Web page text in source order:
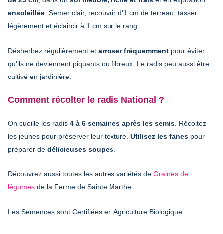
ensoleillée . Semer clair, recouvrir d'1 cm de terreau, tasser
légèrement et éclaircir à 1 cm sur le rang.
Désherbez régulièrement et arroser fréquemment pour éviter
qu'ils ne deviennent piquants ou fibreux. Le radis peu aussi être
cultivé en jardinière.
Comment récolter le radis National ?
On cueille les radis 4 à 6 semaines après les semis . Récoltez-
les jeunes pour préserver leur texture. Utilisez les fanes pour
préparer de délicieuses soupes
Découvrez aussi toutes les autres variétés de Graines de
légumes de la Ferme de Sainte Marthe
Les Semences sont Certifiées en Agriculture Biologique.